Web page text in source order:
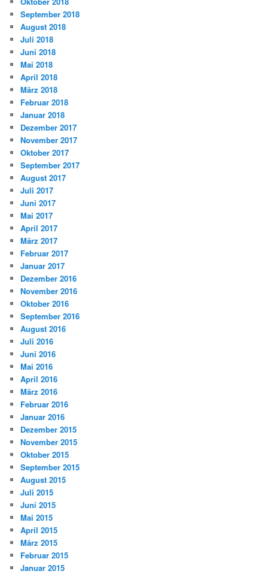
September 2018
August 2018
Juli 2018
Juni 2018
Mai 2018
April 2018
März 2018
Februar 2018
Januar 2018
Dezember 2017
November 2017
Oktober 2017
September 2017
August 2017
Juli 2017
Juni 2017
Mai 2017
April 2017
März 2017
Februar 2017
Januar 2017
Dezember 2016
November 2016
Oktober 2016
September 2016
August 2016
Juli 2016
Juni 2016
Mai 2016
April 2016
März 2016
Februar 2016
Januar 2016
Dezember 2015
November 2015
Oktober 2015
September 2015
August 2015
Juli 2015
Juni 2015
Mai 2015
April 2015
März 2015
Februar 2015
Januar 2015